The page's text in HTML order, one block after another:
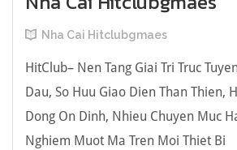
Nha Cai Hitclubgmaes
HitClub– Nen Tang Giai Tri Truc
Dau, So Huu Giao Dien Than Thien,
Dong On Dinh, Nhieu Chuyen Muc
Nghiem Muot Ma Tren Moi Thiet Bi